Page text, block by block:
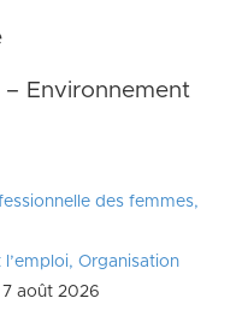
Environnement
des femmes,
l’emploi, Organisation
7 août 2026